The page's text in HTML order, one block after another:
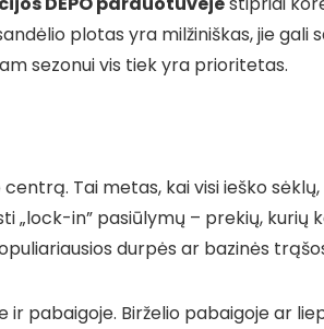
plotas yra milžiniškas, jie gali
sezonui vis tiek yra prioritetas.
Tai metas, kai visi ieško
„lock-in” pasiūlymų – prekių, kurių
durpės ar bazinės
ir pabaigoje. Birželio pabaigoje ar